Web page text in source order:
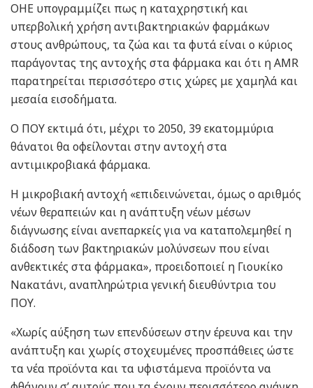
ΟΗΕ υπογραμμίζει πως η καταχρηστική και
υπερβολική χρήση αντιβακτηριακών φαρμάκων
στους ανθρώπους, τα ζώα και τα φυτά είναι ο κύριος
παράγοντας της αντοχής στα φάρμακα και ότι η AMR
παρατηρείται περισσότερο στις χώρες με χαμηλά και
μεσαία εισοδήματα.
Ο ΠΟΥ εκτιμά ότι, μέχρι το 2050, 39 εκατομμύρια
θάνατοι θα οφείλονται στην αντοχή στα
αντιμικροβιακά φάρμακα.
Η μικροβιακή αντοχή «επιδεινώνεται, όμως ο αριθμός
νέων θεραπειών και η ανάπτυξη νέων μέσων
διάγνωσης είναι ανεπαρκείς για να καταπολεμηθεί η
διάδοση των βακτηριακών μολύνσεων που είναι
ανθεκτικές στα φάρμακα», προειδοποιεί η Γιουκίκο
Νακατάνι, αναπληρώτρια γενική διευθύντρια του
ΠΟΥ.
«Χωρίς αύξηση των επενδύσεων στην έρευνα και την
ανάπτυξη και χωρίς στοχευμένες προσπάθειες ώστε
τα νέα προϊόντα και τα υφιστάμενα προϊόντα να